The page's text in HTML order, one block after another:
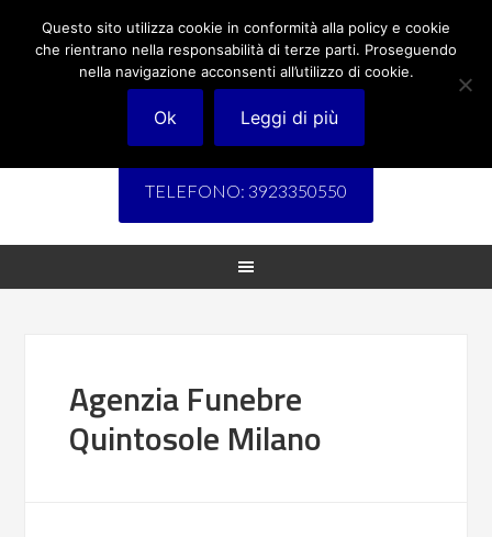
TELEFONO: 3923350550
Agenzia Funebre
Quintosole Milano
Questo sito utilizza cookie in conformità alla policy e cookie
che rientrano nella responsabilità di terze parti. Proseguendo
nella navigazione acconsenti all’utilizzo di cookie.
Ok Leggi di più